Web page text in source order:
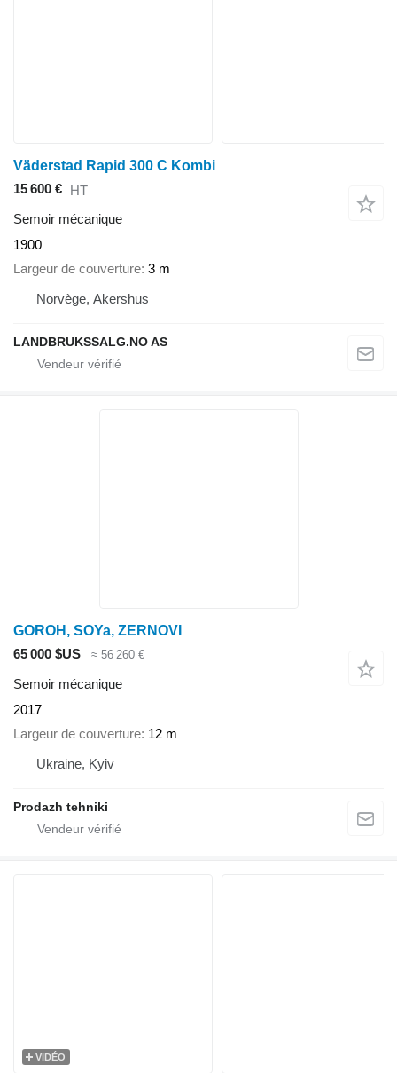
Väderstad Rapid 300 C Kombi
15 600 € HT
Semoir mécanique
1900
Largeur de couverture 3 m
Norvège, Akershus
LANDBRUKSSALG.NO AS
GOROH, SOYa, ZERNOVI
65 000 $US
≈ 56 260 €
Semoir mécanique
2017
Largeur de couverture 12 m
Ukraine, Kyiv
Prodazh tehniki
VIDÉO